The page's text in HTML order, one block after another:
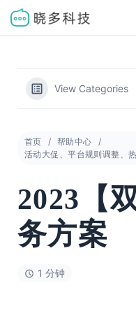
View Categories
首页
帮助中心
活动大促、平台规则调整、
2023【
务方案
1 分钟